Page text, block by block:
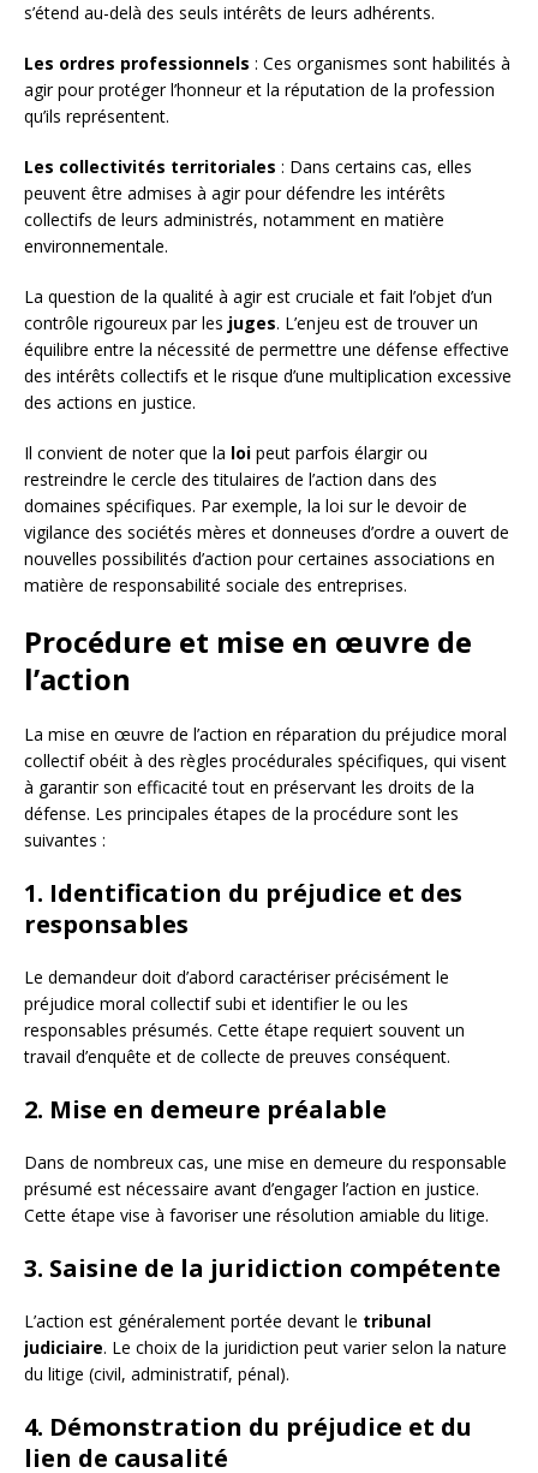
s’étend au-delà des seuls intérêts de leurs adhérents.
Les ordres professionnels : Ces organismes sont habilités à
agir pour protéger l’honneur et la réputation de la profession
qu’ils représentent.
Les collectivités territoriales : Dans certains cas, elles
peuvent être admises à agir pour défendre les intérêts
collectifs de leurs administrés, notamment en matière
environnementale.
La question de la qualité à agir est cruciale et fait l’objet d’un
contrôle rigoureux par les juges. L’enjeu est de trouver un
équilibre entre la nécessité de permettre une défense effective
des intérêts collectifs et le risque d’une multiplication excessive
des actions en justice.
Il convient de noter que la loi peut parfois élargir ou
restreindre le cercle des titulaires de l’action dans des
domaines spécifiques. Par exemple, la loi sur le devoir de
vigilance des sociétés mères et donneuses d’ordre a ouvert de
nouvelles possibilités d’action pour certaines associations en
matière de responsabilité sociale des entreprises.
Procédure et mise en œuvre de
l’action
La mise en œuvre de l’action en réparation du préjudice moral
collectif obéit à des règles procédurales spécifiques, qui visent
à garantir son efficacité tout en préservant les droits de la
défense. Les principales étapes de la procédure sont les
suivantes :
1. Identification du préjudice et des
responsables
Le demandeur doit d’abord caractériser précisément le
préjudice moral collectif subi et identifier le ou les
responsables présumés. Cette étape requiert souvent un
travail d’enquête et de collecte de preuves conséquent.
2. Mise en demeure préalable
Dans de nombreux cas, une mise en demeure du responsable
présumé est nécessaire avant d’engager l’action en justice.
Cette étape vise à favoriser une résolution amiable du litige.
3. Saisine de la juridiction compétente
L’action est généralement portée devant le tribunal
judiciaire. Le choix de la juridiction peut varier selon la nature
du litige (civil, administratif, pénal).
4. Démonstration du préjudice et du
lien de causalité